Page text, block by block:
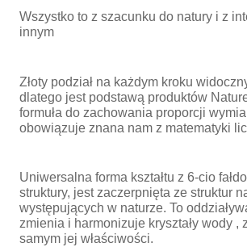
Wszystko to z szacunku do natury i z
innym
Złoty podział na każdym kroku
dlatego jest podstawą produktów
formuła do zachowania proporcji
obowiązuje znana nam z matematyki
Uniwersalna forma kształtu z 6-cio
struktury, jest zaczerpnięta ze struktur
występujących w naturze. To
zmienia i harmonizuje kryształy wody ,
samym jej właściwości.